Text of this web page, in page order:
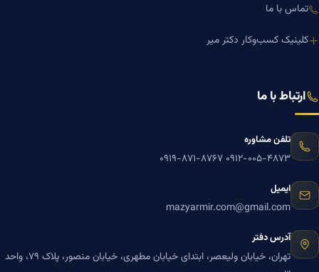
تماس با ما
کلینیک کسب‌وکار دکتر میر
ارتباط با ما
تلفن مشاوره
۰۹۱۲-۰۰۵-۴۸۷۳ ۰۹۱۹-۸۷۱-۸۷۶۷
ایمیل
mazyarmir.com@gmail.com
آدرس دفتر
تهران، خیابان ولیعصر، ابتدای خیابان مطهری، خیابان منصور، پلاک ۷۹، واحد